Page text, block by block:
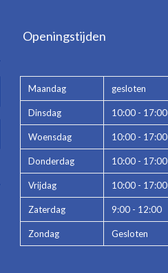
Openingstijden
Maandag gesloten
Dinsdag 10:00 - 17:00
Woensdag 10:00 - 17:00
Donderdag 10:00 - 17:00
Vrijdag 10:00 - 17:00
Zaterdag 9:00 - 12:00
Zondag Gesloten